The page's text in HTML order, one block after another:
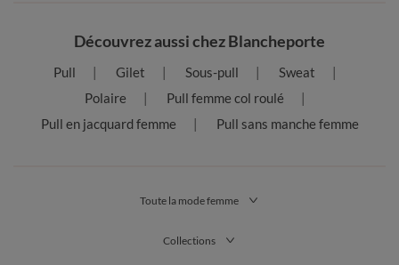
Découvrez aussi chez Blancheporte
Pull Gilet Sous-pull
Sweat
Polaire
Pull femme col roulé
Pull en jacquard femme
Pull sans manche femme
Toute la mode femme
Collections